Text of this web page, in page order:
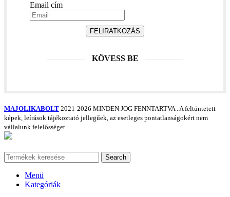
Email cím
FELIRATKOZÁS
KÖVESS BE
MAJOLIKABOLT 2021-2026 MINDEN JOG FENNTARTVA. A feltüntetett
képek, leírások tájékoztató jellegűek, az esetleges pontatlanságokért nem
vállalunk felelősséget
Search
Menü
Kategóriák